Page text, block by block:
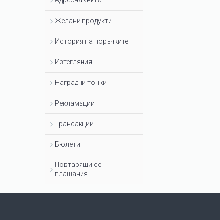
Желани продукти
История на поръчките
Изтегляния
Наградни точки
Рекламации
Трансакции
Бюлетин
Повтарящи се
плащания